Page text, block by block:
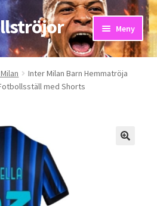
Meny
Inter Milan Barn Hemmatröja
med Shorts